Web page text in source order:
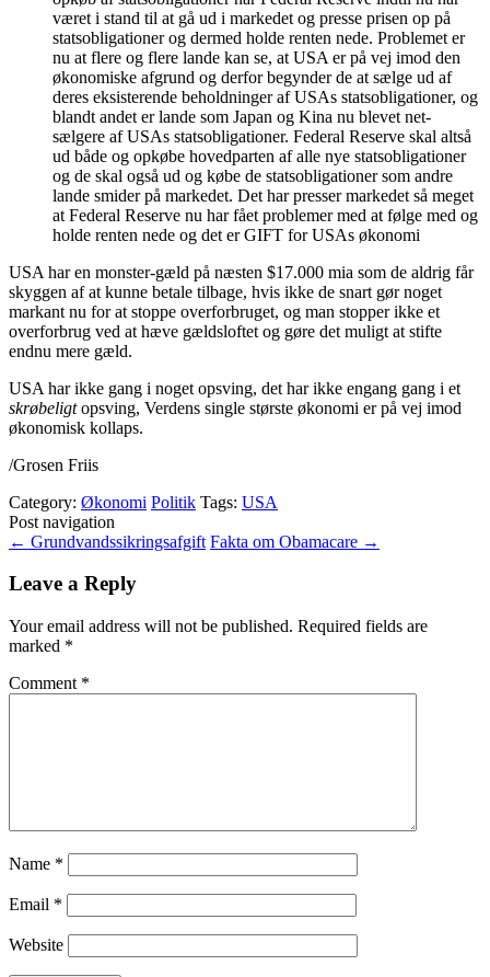
været i stand til at gå ud i markedet og presse prisen op på
statsobligationer og dermed holde renten nede. Problemet er
nu at flere og flere lande kan se, at USA er på vej imod den
økonomiske afgrund og derfor begynder de at sælge ud af
deres eksisterende beholdninger af USAs statsobligationer, og
blandt andet er lande som Japan og Kina nu blevet net-
sælgere af USAs statsobligationer. Federal Reserve skal altså
ud både og opkøbe hovedparten af alle nye statsobligationer
og de skal også ud og købe de statsobligationer som andre
lande smider på markedet. Det har presser markedet så meget
at Federal Reserve nu har fået problemer med at følge med og
holde renten nede og det er GIFT for USAs økonomi
USA har en monster-gæld på næsten $17.000 mia som de aldrig får
skyggen af at kunne betale tilbage, hvis ikke de snart gør noget
markant nu for at stoppe overforbruget, og man stopper ikke et
overforbrug ved at hæve gældsloftet og gøre det muligt at stifte
endnu mere gæld.
USA har ikke gang i noget opsving, det har ikke engang gang i et
skrøbeligtopsving, Verdens single største økonomi er på vej imod
økonomisk kollaps.
/Grosen Friis
Category: Økonomi Politik Tags: USA
Post navigation
← Grundvandssikringsafgift Fakta om Obamacare →
Leave a Reply
Your email address will not be published. Required fields are
marked *
Comment *
Name *
Email *
Website